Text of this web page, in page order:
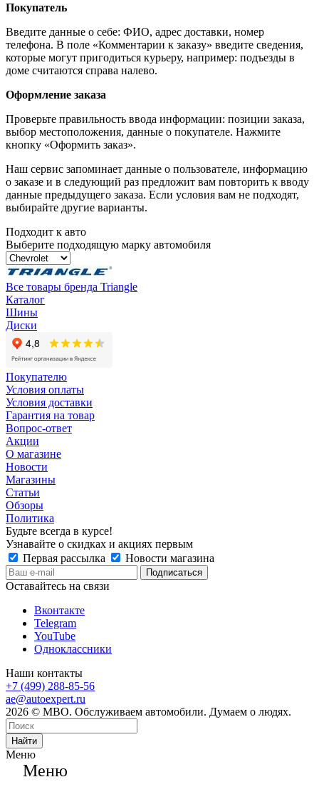
Покупатель
Введите данные о себе: ФИО, адрес доставки, номер
телефона. В поле «Комментарии к заказу» введите сведения,
которые могут пригодиться курьеру, например: подъезды в
доме считаются справа налево.
Оформление заказа
Проверьте правильность ввода информации: позиции заказа,
выбор местоположения, данные о покупателе. Нажмите
кнопку «Оформить заказ».
Наш сервис запоминает данные о пользователе, информацию
о заказе и в следующий раз предложит вам повторить к вводу
данные предыдущего заказа. Если условия вам не подходят,
выбирайте другие варианты.
Подходит к авто
Выберите подходящую марку автомобиля
Все товары бренда Triangle
Каталог
Шины
Диски
Покупателю
Условия оплаты
Условия доставки
Гарантия на товар
Вопрос-ответ
Акции
О магазине
Новости
Магазины
Статьи
Обзоры
Политика
Будьте всегда в курсе!
Узнавайте о скидках и акциях первым
Первая рассылка
Новости магазина
Оставайтесь на связи
Вконтакте
Telegram
YouTube
Одноклассники
Наши контакты
+7 (499) 288-85-56
ae@autoexpert.ru
2026 © МВО. Обслуживаем автомобили. Думаем о людях.
Найти
Меню
Меню